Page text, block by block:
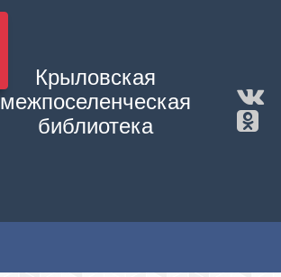
Крыловская
межпоселенческая
библиотека